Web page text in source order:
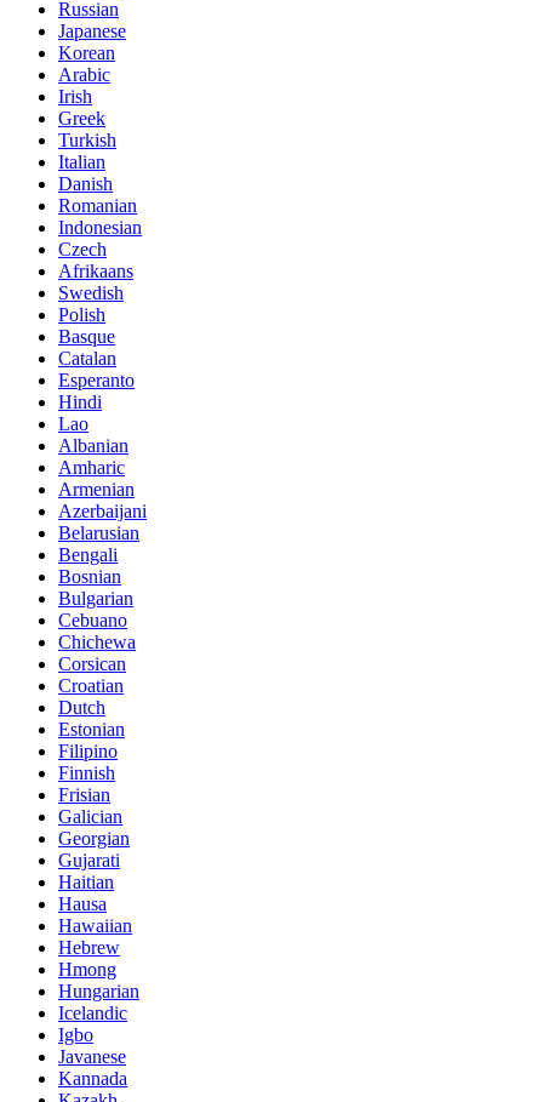
Russian
Japanese
Korean
Arabic
Irish
Greek
Turkish
Italian
Danish
Romanian
Indonesian
Czech
Afrikaans
Swedish
Polish
Basque
Catalan
Esperanto
Hindi
Lao
Albanian
Amharic
Armenian
Azerbaijani
Belarusian
Bengali
Bosnian
Bulgarian
Cebuano
Chichewa
Corsican
Croatian
Dutch
Estonian
Filipino
Finnish
Frisian
Galician
Georgian
Gujarati
Haitian
Hausa
Hawaiian
Hebrew
Hmong
Hungarian
Icelandic
Igbo
Javanese
Kannada